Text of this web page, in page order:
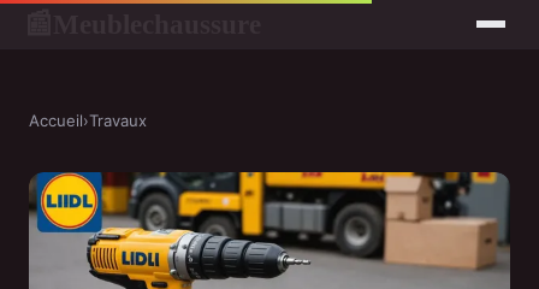
Accueil›Travaux